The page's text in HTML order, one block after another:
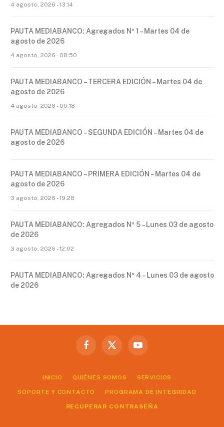
4 agosto, 2026 - 13:14
PAUTA MEDIABANCO: Agregados Nº 1 – Martes 04 de
agosto de 2026
4 agosto, 2026 - 08:50
PAUTA MEDIABANCO – TERCERA EDICIÓN – Martes 04 de
agosto de 2026
4 agosto, 2026 - 00:18
PAUTA MEDIABANCO – SEGUNDA EDICIÓN – Martes 04 de
agosto de 2026
PAUTA MEDIABANCO – PRIMERA EDICIÓN – Martes 04 de
agosto de 2026
3 agosto, 2026 - 19:28
PAUTA MEDIABANCO: Agregados Nº 5 – Lunes 03 de agosto
de 2026
3 agosto, 2026 - 12:02
PAUTA MEDIABANCO: Agregados Nº 4 – Lunes 03 de agosto
de 2026
Facebook
X
YouTube
INICIO QUIÉNES SOMOS SERVICIOS
SOPORTE Y CONTACTO PROGRAMA DE INTEGRIDAD
RECUPERAR CONTRASEÑA